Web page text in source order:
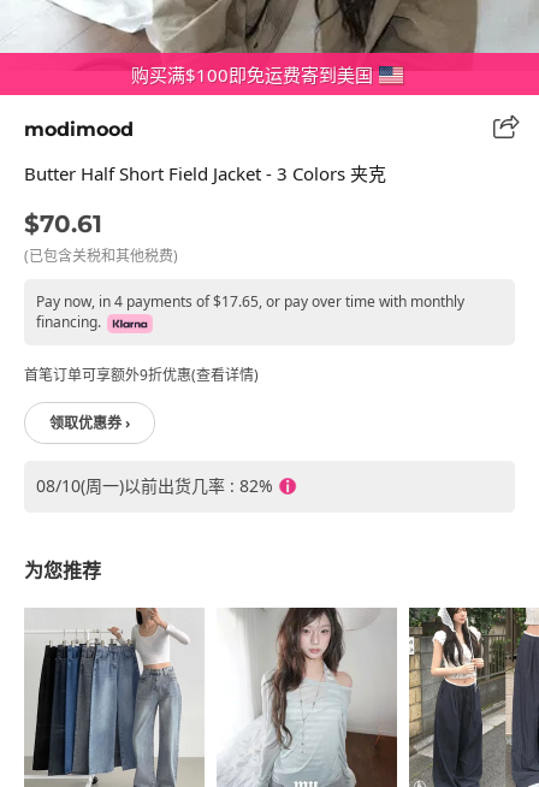
购买满$100即免运费寄到美国
modimood
Butter Half Short Field Jacket - 3 Colors 夹克
$70.61
(已包含关税和其他税费)
Pay now, in 4 payments of $17.65, or pay over time with monthly
financing.
首笔订单可享额外9折优惠(查看详情)
领取优惠券 ›
08/10(周一)以前出货几率 : 82%
为您推荐